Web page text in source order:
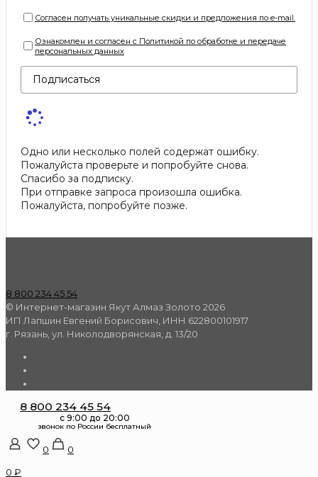
Согласен получать уникальные скидки и предложения по e-mail.
Ознакомлен и согласен с Политикой по обработке и передаче
персональных данных
Подписаться
Одно или несколько полей содержат ошибку.
Пожалуйста проверьте и попробуйте снова.
Спасибо за подписку.
При отправке запроса произошла ошибка.
Пожалуйста, попробуйте позже.
8 800 234 45 54
© Интернет-магазин Якут Алмаз Золото 2026
ИП Лапшин Евгений Борисович, ИНН 622800101917
г. Рязань, ул. Николодворянская, д. 13/20
8 800 234 45 54
0
0
0 ₽